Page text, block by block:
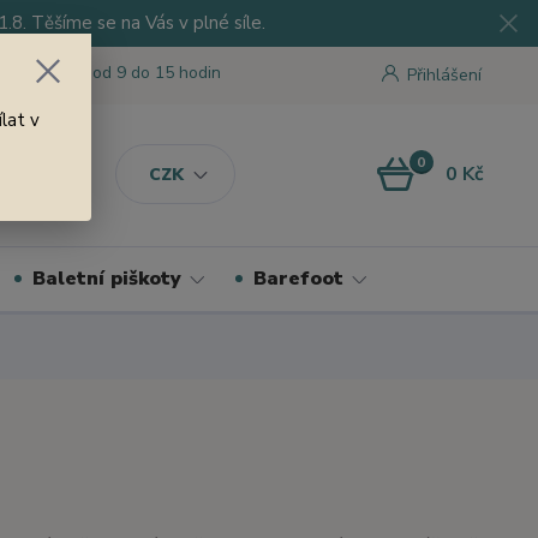
Těšíme se na Vás v plné síle.
CZK
Přihlášení
tu pro Vás od 9 do 15 hodin
0 0 Kč
Baletní piškoty Barefoot
v